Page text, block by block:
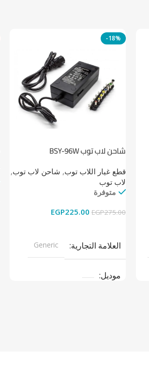
-18%
شاحن لاب توب BSY-96W
قطع غيار اللاب توب, شاحن لاب توب,
لاب توب
متوفرة
EGP275.00
EGP225.00
العلامة التجارية Generic
موديل